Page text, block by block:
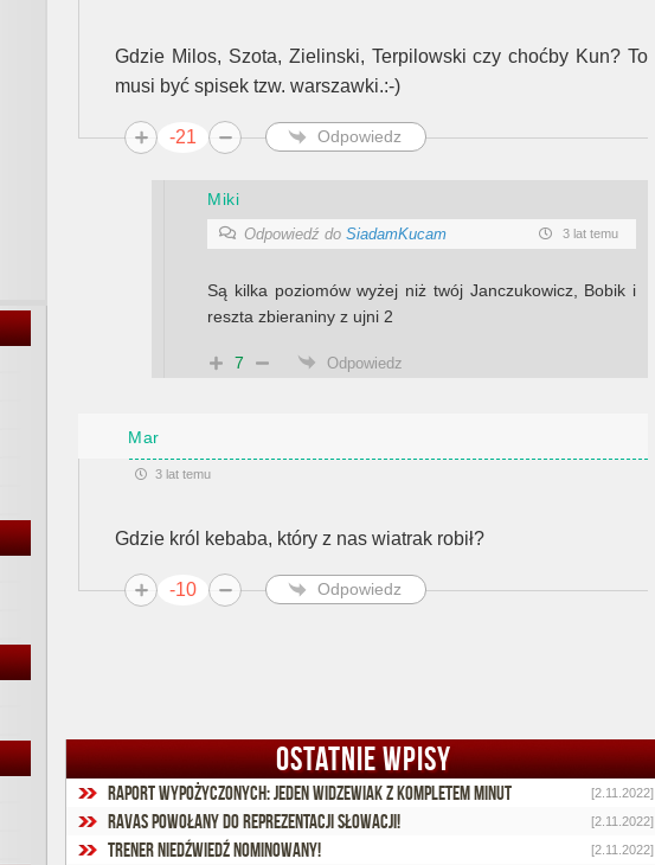
Gdzie Milos, Szota, Zielinski, Terpilowski czy choćby Kun? To
musi być spisek tzw. warszawki.:-)
-21 Odpowiedz
Miki
Odpowiedź do SiadamKucam 3 lat temu
Są kilka poziomów wyżej niż twój Janczukowicz, Bobik i
reszta zbieraniny z ujni 2
7 Odpowiedz
Mar
3 lat temu
Gdzie król kebaba, który z nas wiatrak robił?
-10 Odpowiedz
OSTATNIE WPISY
Raport wypożyczonych: Jeden widzewiak z kompletem minut [2.11.2022]
Ravas powołany do reprezentacji Słowacji! [2.11.2022]
Trener Niedźwiedź nominowany! [2.11.2022]